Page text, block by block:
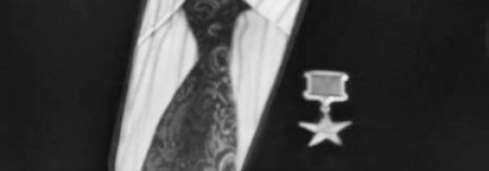
Ради, комітети та комісії
Наукові центри МОН та НАН України
Громадські організації